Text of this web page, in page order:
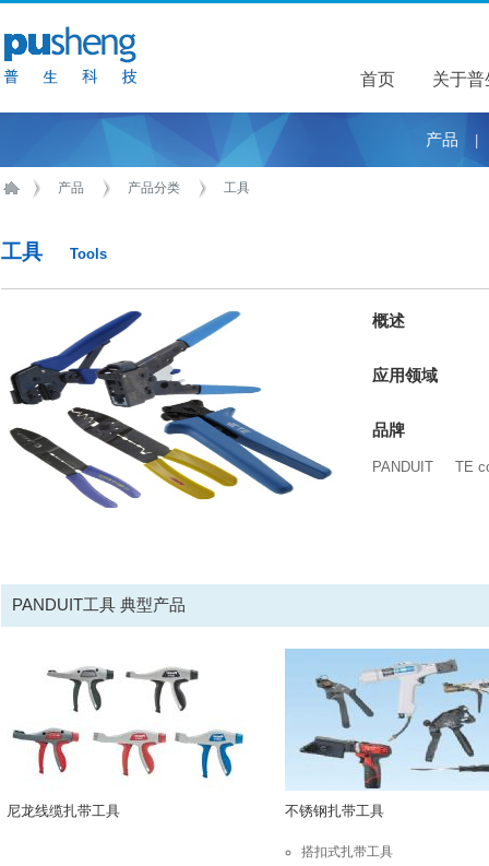
首页 关于普
关于普
产品
产品 产品分类 工具
工具 Tools
概述
应用领域
品牌
PANDUIT TE
PANDUIT工具 典型产品
尼龙线缆扎带工具 不锈钢扎带工具
搭扣式扎带工具